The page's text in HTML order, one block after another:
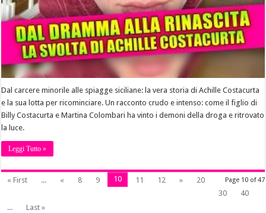
Dal carcere minorile alle spiagge siciliane: la vera storia di Achille Costacurta
e la sua lotta per ricominciare. Un racconto crudo e intenso: come il figlio di
Billy Costacurta e Martina Colombari ha vinto i demoni della droga e ritrovato
la luce.
Leggi Tutto »
Page 10 of 47
« First ... « 8 9 10 11 12 »
20
30
40
...
Last »